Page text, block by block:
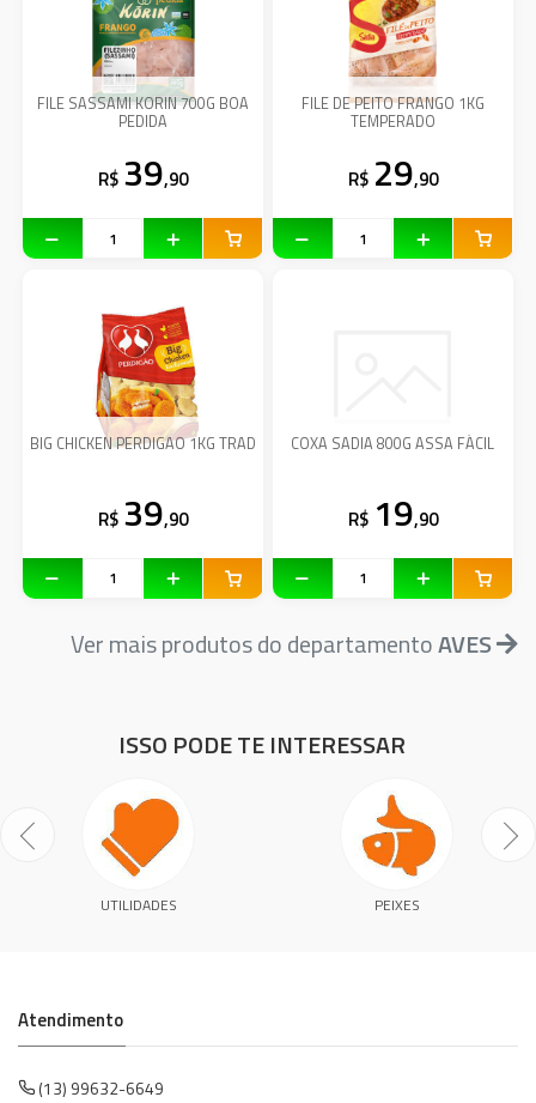
FILE SASSAMI KORIN 700G BOA
PEDIDA
R$ 39,90
FILE DE PEITO FRANGO 1KG
TEMPERADO
R$ 29,90
BIG CHICKEN PERDIGAO 1KG TRAD
R$ 39,90
COXA SADIA 800G ASSA FÁCIL
R$ 19,90
Ver mais produtos do departamentoAVES
ISSO PODE TE INTERESSAR
UTILIDADES PEIXES
Atendimento
(13) 99632-6649